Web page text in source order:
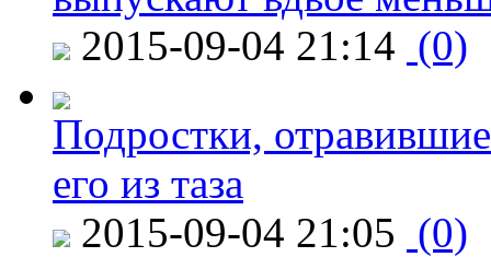
2015-09-04 21:14 (0)
Подростки,
его из таза
2015-09-04 21:05 (0)